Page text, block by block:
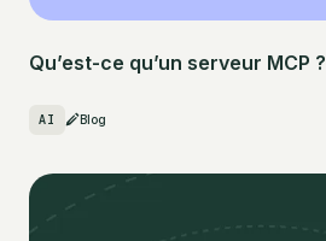
Qu’est-ce qu’un serveur MCP ?
AI Blog